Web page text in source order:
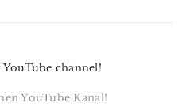
channel!
YouTube Kanal!